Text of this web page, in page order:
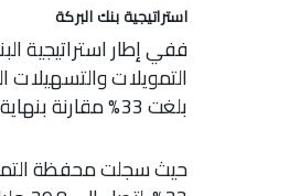
استراتيجية بنك البركة
ففي إطار استراتيجية
بلغت 33% مقارنة بنهاية عام 2023.